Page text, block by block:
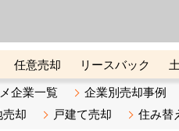
任意売却 リースバック
カンパニー オンライン講座
企業一覧 企業別売却事例
売却 戸建て売却 住み替